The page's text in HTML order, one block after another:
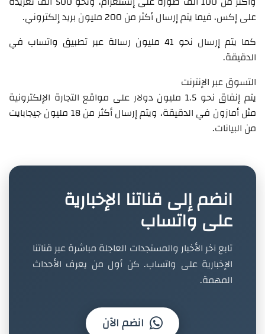
على إكس، فيما يتم إرسال أكثر من 200 مليون بريد إلكتروني.
كما يتم إرسال نحو 41 مليون رسالة عبر تطبيق واتساب في
الدقيقة.
التسوق عبر الإنترنت
يتم إنفاق نحو 1.5 مليون دولار على مواقع التجارة الإلكترونية
مثل أمازون في الدقيقة، ويتم إرسال أكثر من 18 مليون جيجابايت
من البيانات.
انضم إلى قناتنا الإخبارية
على واتساب
تابع آخر الأخبار والمستجدات العاجلة مباشرة عبر قناتنا
الإخبارية على واتساب. كن أول من يعرف الأحداث
المهمة.
انضم الآن